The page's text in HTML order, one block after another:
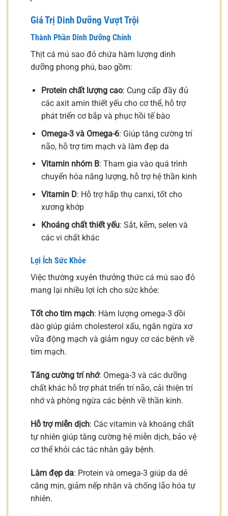
Giá Trị Dinh Dưỡng Vượt Trội
Thành Phần Dinh Dưỡng Chính
Thịt cá mú sao đỏ chứa hàm lượng dinh
dưỡng phong phú, bao gồm:
Protein chất lượng cao: Cung cấp đầy đủ
các axit amin thiết yếu cho cơ thể, hỗ trợ
phát triển cơ bắp và phục hồi tế bào
Omega-3 và Omega-6: Giúp tăng cường trí
não, hỗ trợ tim mạch và làm đẹp da
Vitamin nhóm B: Tham gia vào quá trình
chuyển hóa năng lượng, hỗ trợ hệ thần kinh
Vitamin D: Hỗ trợ hấp thụ canxi, tốt cho
xương khớp
Khoáng chất thiết yếu: Sắt, kẽm, selen và
các vi chất khác
Lợi Ích Sức Khỏe
Việc thường xuyên thưởng thức cá mú sao đỏ
mang lại nhiều lợi ích cho sức khỏe:
Tốt cho tim mạch: Hàm lượng omega-3 dồi
dào giúp giảm cholesterol xấu, ngăn ngừa xơ
vữa động mạch và giảm nguy cơ các bệnh về
tim mạch.
Tăng cường trí nhớ: Omega-3 và các dưỡng
chất khác hỗ trợ phát triển trí não, cải thiện trí
nhớ và phòng ngừa các bệnh về thần kinh.
Hỗ trợ miễn dịch: Các vitamin và khoáng chất
tự nhiên giúp tăng cường hệ miễn dịch, bảo vệ
cơ thể khỏi các tác nhân gây bệnh.
Làm đẹp da: Protein và omega-3 giúp da dẻ
căng mịn, giảm nếp nhăn và chống lão hóa tự
nhiên.